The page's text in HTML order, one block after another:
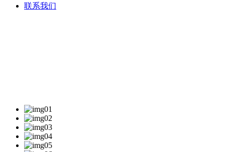
联系我们